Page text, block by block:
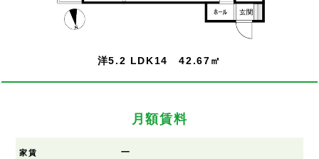
洋5.2 LDK14 42.67㎡
月額賃料
家賃 ー